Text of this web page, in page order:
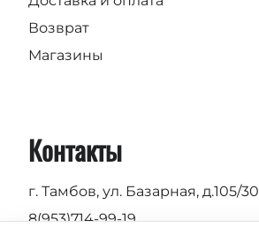
Возврат
Магазины
Контакты
г. Тамбов, ул. Базарная, д.105/30
8(953)714-99-19